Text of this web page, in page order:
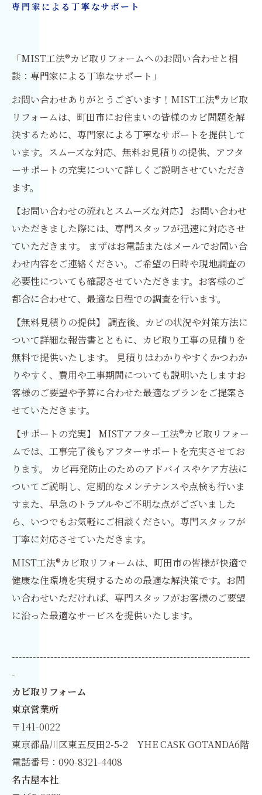
専門家による丁寧なサポート
「MIST工法®カビ取リフォームへのお問い合わせと相
談：専門家による丁寧なサポート」
お問い合わせありがとうございます！MIST工法®カビ取
リフォームは、町田市にお住まいの皆様のカビ問題を解
決するために、専門家による丁寧なサポートを提供して
います。スムーズな対応、無料お見積りの提供、アフタ
ーサポートの充実について詳しくご説明させていただき
ます。
【お問い合わせの流れとスムーズな対応】 お問い合わせ
いただきました際には、専門スタッフが迅速に対応させ
ていただきます。 まずはお電話またはメールでお問い合
わせ内容をご連絡ください。ご希望の日時や現地調査の
必要性についても確認させていただきます。お客様のご
都合に合わせて、最適な日程での調​​査を行います。
【無料見積りの提供】 調査後、カビの状況や対策方法に
ついて詳細な報告書とともに、カビ取り工事の見積りを
無料で提供いたします。 見積りはわかりやすくかつわか
りやすく、費用や工事期間についても説明いたしますお
客様のご要望や予算に合わせた最適なプランをご提案さ
せていただきます。
【サポートの充実】 MISTアフター工法®カビ取リフォー
ムでは、工事完了後もアフターサポートを充実させてお
ります。 カビ再発防止のためのアドバイスやケア方法に
ついてご説明し、定期的なメンテナンスや点検も行いま
すまた、早急のトラブルやご不明な点がございました
ら、いつでもお気軽にご相談ください。専門スタッフが
丁寧に対応させていただきます。
MIST工法®カビ取リフォームは、町田市の皆様が快適で
健康な住環境を実現するための最適な解決策です。お問
い合わせいただければ、専門スタッフがお客様のご要望
に沿った最適なサービスを提供いたします。
--------------------------------------------------------------------
-
カビ取リフォーム
東京営業所
〒141-0022
東京都品川区東五反田2-5-2 YHE CASK GOTANDA6階
電話番号：090-8321-4408
名古屋本社